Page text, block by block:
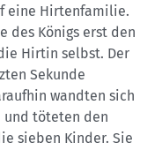
eine Hirtenfamilie.
des Königs erst den
Hirtin selbst. Der
Sekunde
wandten sich
und töteten den
sieben Kinder. Sie